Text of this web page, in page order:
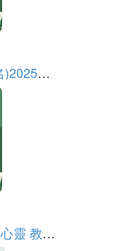
[研討會114-1](開始報名)2025自然療癒與身心整合學術研討會
[校內113-2]纏繞畫療癒心靈 教師集體創作促進師生溝通